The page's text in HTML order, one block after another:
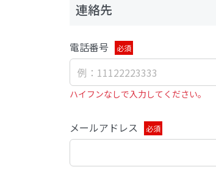
連絡先
電話番号 必須
ハイフンなしで入力してください。
メールアドレス 必須